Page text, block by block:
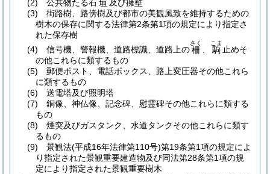
(2)
公共物たる石垣 及び擁壁
(3)
街路樹、路傍樹及び都市の美観風致を維持するための
樹木の保存に関する法律第2条第1項の規定により指定さ
れた保存樹
(4)
信号機、警報機、道路標識、道路上の柵
さく
駒
こま
止めそ
の他これらに類するもの
(5)
郵便ポスト、電話ボックス、路上変圧器その他これら
に類するもの
(6)
送電塔及び照明塔
(7)
銅像、神仏像、記念碑、慰霊碑その他これらに類する
もの
(8)
煙突及びガスタンク、水道タンクその他これらに類す
るもの
(9)
景観法(平成16年法律第110号)第19条第1項の規定によ
り指定された景観重要建造物及び同法第28条第1項の規
定により指定された景観重要樹木